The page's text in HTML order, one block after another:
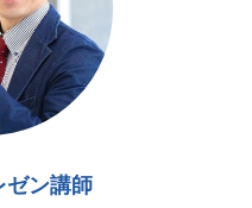
ゼン講師